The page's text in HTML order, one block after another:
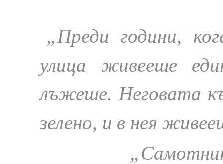
„Преди години,
улица живееше
лъжеше. Неговата
зелено, и в нея
„